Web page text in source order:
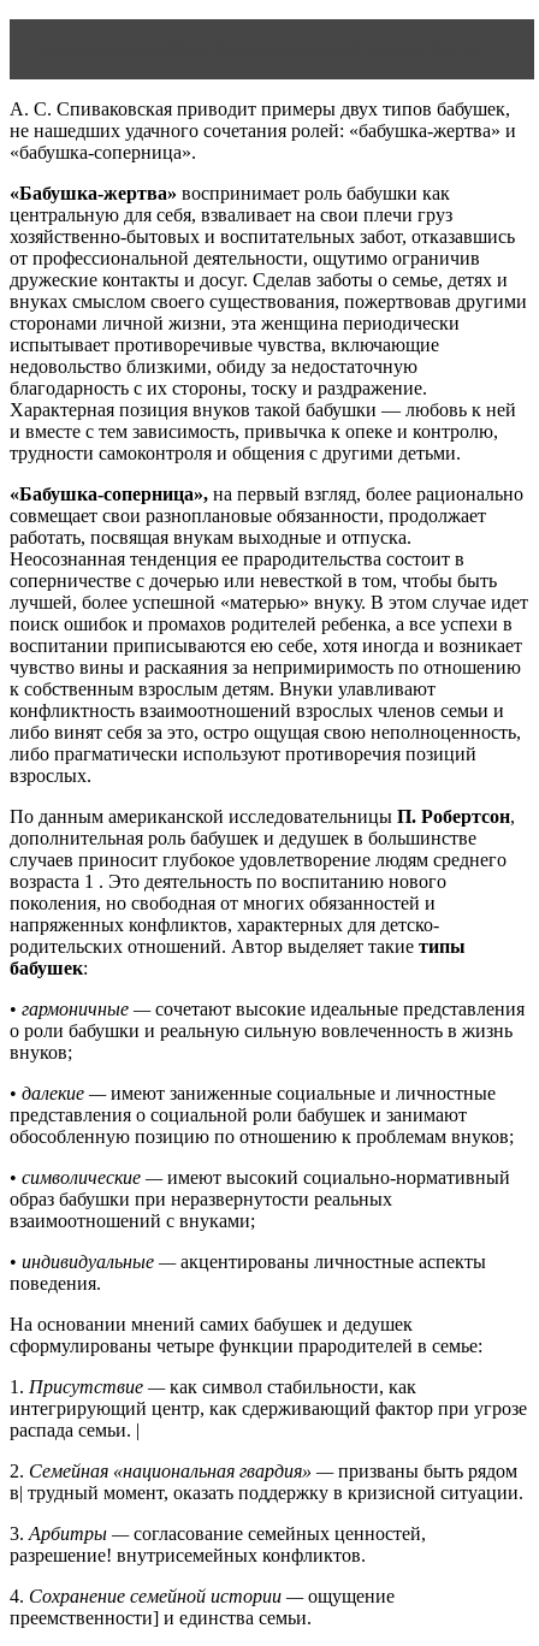
А. С. Спиваковская приводит примеры двух типов бабушек,
не нашедших удачного сочетания ролей: «бабушка-жертва» и
«бабушка-соперница».
«Бабушка-жертва» воспринимает роль бабушки как
центральную для себя, взваливает на свои плечи груз
хозяйственно-бытовых и воспитательных забот, отказавшись
от профессиональной деятельности, ощутимо ограничив
дружеские контакты и досуг. Сделав заботы о семье, детях и
внуках смыслом своего существования, пожертвовав другими
сторонами личной жизни, эта женщина периодически
испытывает противоречивые чувства, включающие
недовольство близкими, обиду за недостаточную
благодарность с их стороны, тоску и раздражение.
Характерная позиция внуков такой бабушки — любовь к ней
и вместе с тем зависимость, привычка к опеке и контролю,
трудности самоконтроля и общения с другими детьми.
«Бабушка-соперница», на первый взгляд, более рационально
совмещает свои разноплановые обязанности, продолжает
работать, посвящая внукам выходные и отпуска.
Неосознанная тенденция ее прародительства состоит в
соперничестве с дочерью или невесткой в том, чтобы быть
лучшей, более успешной «матерью» внуку. В этом случае идет
поиск ошибок и промахов родителей ребенка, а все успехи в
воспитании приписываются ею себе, хотя иногда и возникает
чувство вины и раскаяния за непримиримость по отношению
к собственным взрослым детям. Внуки улавливают
конфликтность взаимоотношений взрослых членов семьи и
либо винят себя за это, остро ощущая свою неполноценность,
либо прагматически используют противоречия позиций
взрослых.
По данным американской исследовательницы П. Робертсон,
дополнительная роль бабушек и дедушек в большинстве
случаев приносит глубокое удовлетворение людям среднего
возраста 1 . Это деятельность по воспитанию нового
поколения, но свободная от многих обязанностей и
напряженных конфликтов, характерных для детско-
родительских отношений. Автор выделяет такие типы
бабушек:
• гармоничные —сочетают высокие идеальные представления
о роли бабушки и реальную сильную вовлеченность в жизнь
внуков;
• далекие —имеют заниженные социальные и личностные
представления о социальной роли бабушек и занимают
обособленную позицию по отношению к проблемам внуков;
• символические —имеют высокий социально-нормативный
образ бабушки при неразвернутости реальных
взаимоотношений с внуками;
• индивидуальные —акцентированы личностные аспекты
поведения.
На основании мнений самих бабушек и дедушек
сформулированы четыре функции прародителей в семье:
1. Присутствие —как символ стабильности, как
интегрирующий центр, как сдерживающий фактор при угрозе
распада семьи. |
2. Семейная «национальная гвардия» —призваны быть рядом
в| трудный момент, оказать поддержку в кризисной ситуации.
3. Арбитры —согласование семейных ценностей,
разрешение! внутрисемейных конфликтов.
4. Сохранение семейной истории —ощущение
преемственности] и единства семьи.